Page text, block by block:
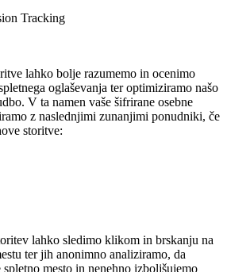
Tracking
lahko bolje razumemo in ocenimo
oglaševanja ter optimiziramo našo
V ta namen vaše šifrirane osebne
z naslednjimi zunanjimi ponudniki, če
storitve:
lahko sledimo klikom in brskanju na
ter jih anonimno analiziramo, da
mesto in nenehno izboljšujemo